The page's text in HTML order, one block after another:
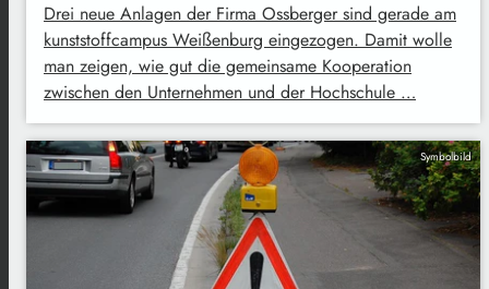
Drei neue Anlagen der Firma Ossberger sind gerade am
kunststoffcampus Weißenburg eingezogen. Damit wolle
man zeigen, wie gut die gemeinsame Kooperation
zwischen den Unternehmen und der Hochschule …
Symbolbild